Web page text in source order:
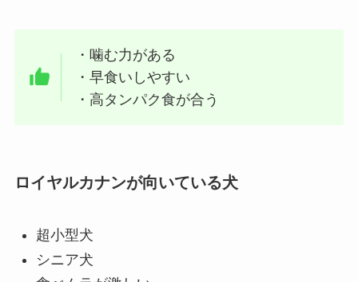
・噛む力がある
・早食いしやすい
・高タンパク食が合う
ロイヤルカナンが向いている犬
超小型犬
シニア犬